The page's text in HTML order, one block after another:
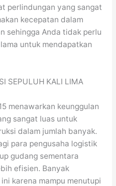
perlindungan yang sangat
kecepatan dalam
sehingga Anda tidak perlu
untuk mendapatkan
SEPULUH KALI LIMA
menawarkan keunggulan
sangat luas untuk
dalam jumlah banyak.
para pengusaha logistik
gudang sementara
efisien. Banyak
karena mampu menutupi